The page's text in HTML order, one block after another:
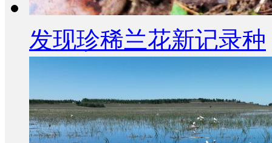
发现珍稀兰花新记录种